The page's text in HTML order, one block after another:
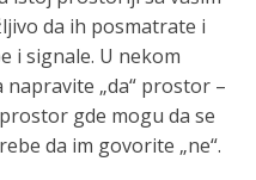
da ih posmatrate i
i signale. U nekom
„da“ prostor –
gde mogu da se
da im govorite „ne“.